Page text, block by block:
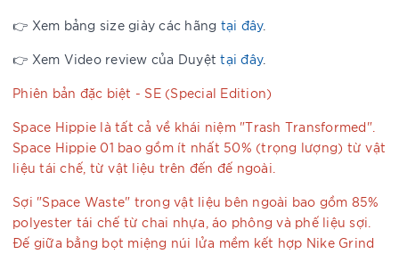
👉 Xem bảng size giày các hãng tại đây.
👉 Xem Video review của Duyệttại đây.
Phiên bản đặc biệt - SE (Special Edition)
Space Hippie là tất cả về khái niệm "Trash Transformed".
Space Hippie 01 bao gồm ít nhất 50% (trọng lượng) từ vật
liệu tái chế, từ vật liệu trên đến đế ngoài.
Sợi "Space Waste" trong vật liệu bên ngoài bao gồm 85%
polyester tái chế từ chai nhựa, áo phông và phế liệu sợi.
Đế giữa bằng bọt miệng núi lửa mềm kết hợp Nike Grind